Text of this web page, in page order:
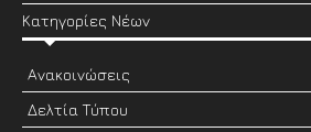
Κατηγορίες Νέων
Ανακοινώσεις
Δελτία Τύπου